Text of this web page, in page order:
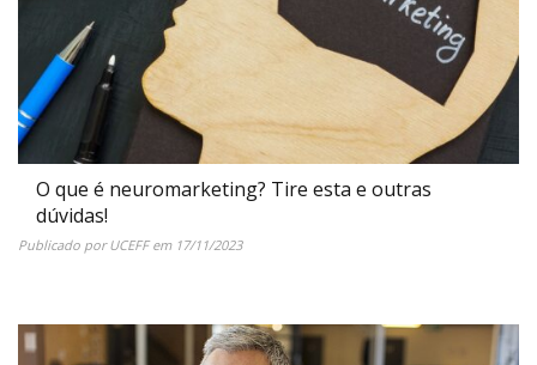
O que é neuromarketing? Tire esta e outras
dúvidas!
Publicado porUCEFFem 17/11/2023